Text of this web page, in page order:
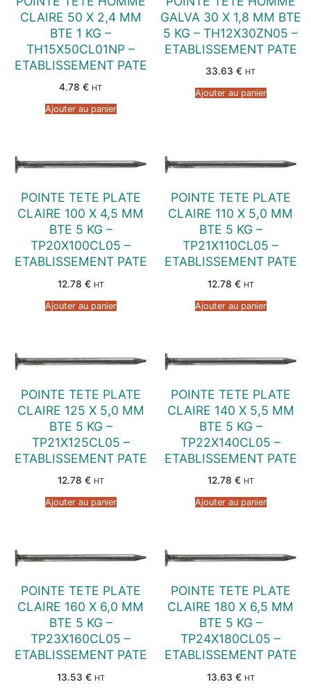
CLAIRE 50 X 2,4 MM
BTE 1 KG –
TH15X50CL01NP –
ETABLISSEMENT PATE
4.78 € HT
Ajouter au panier
GALVA 30 X 1,8 MM BTE
5 KG – TH12X30ZN05 –
ETABLISSEMENT PATE
33.63 € HT
Ajouter au panier
POINTE TETE PLATE
CLAIRE 100 X 4,5 MM
BTE 5 KG –
TP20X100CL05 –
ETABLISSEMENT PATE
12.78 € HT
Ajouter au panier
POINTE TETE PLATE
CLAIRE 110 X 5,0 MM
BTE 5 KG –
TP21X110CL05 –
ETABLISSEMENT PATE
12.78 € HT
Ajouter au panier
POINTE TETE PLATE
CLAIRE 125 X 5,0 MM
BTE 5 KG –
TP21X125CL05 –
ETABLISSEMENT PATE
12.78 € HT
Ajouter au panier
POINTE TETE PLATE
CLAIRE 140 X 5,5 MM
BTE 5 KG –
TP22X140CL05 –
ETABLISSEMENT PATE
12.78 € HT
Ajouter au panier
POINTE TETE PLATE
CLAIRE 160 X 6,0 MM
BTE 5 KG –
TP23X160CL05 –
ETABLISSEMENT PATE
13.53 € HT
POINTE TETE PLATE
CLAIRE 180 X 6,5 MM
BTE 5 KG –
TP24X180CL05 –
ETABLISSEMENT PATE
13.63 € HT